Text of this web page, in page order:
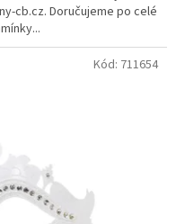
cb.cz. Doručujeme po celé
Kód: 711654